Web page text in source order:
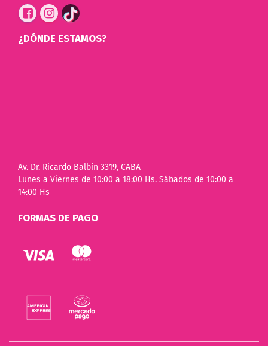
¿DÓNDE ESTAMOS?
Av. Dr. Ricardo Balbín 3319, CABA
Lunes a Viernes de 10:00 a 18:00 Hs. Sábados de 10:00 a
14:00 Hs
FORMAS DE PAGO